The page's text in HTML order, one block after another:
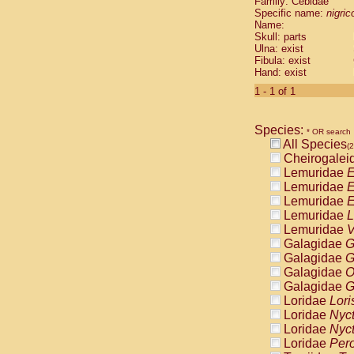
Cebidae
Cebidae
Cebidae
Cebidae
Cebidae
Cebidae
Cebidae
Cebidae
Cebidae
Cebidae
Cebidae
Cebidae
Atelidae
Atelidae
Atelidae
Atelidae
Atelidae
Atelidae
Atelidae
Atelidae
Atelidae
Atelidae
Pitheciidae
Specific name:
Name:
Skull: parts
Ulna: exist
Fibula: exist
Hand: exist
1 - 1 of 1
Species: * OR search
All Species
Lemuridae
Lemuridae
Lemuridae
Lemuridae
Lemuridae
Galagidae
Galagidae
Galagidae
Galagidae
Loridae
Loridae
Loridae
Loridae